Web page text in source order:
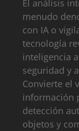
El análisis
menudo
con IA o
tecnología
inteligencia
seguridad y
Convierte el
información
detección
objetos y